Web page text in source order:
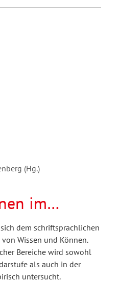
(Hg.)
im
zwischen
dem schriftsprachlichen
Wissen und Können.
Bereiche wird sowohl
als auch in der
untersucht.